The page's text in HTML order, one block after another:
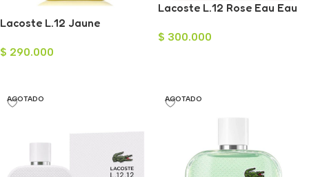
Lacoste L.12 Jaune
para Hombre 100ml
$ 290.000
Lacoste L.12 Rose Eau Eau
Mujer 100ml
$ 300.000
AGOTADO AGOTADO